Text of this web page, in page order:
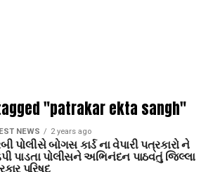
"patrakar ekta sangh"
NEWS 2 years ago
પોલીસે બોગસ કાર્ડ ના વેપારી પત્રકારો ને
પાડતા પોલીસને અભિનંદન પાઠવતું જિલ્લા
પરિષદ